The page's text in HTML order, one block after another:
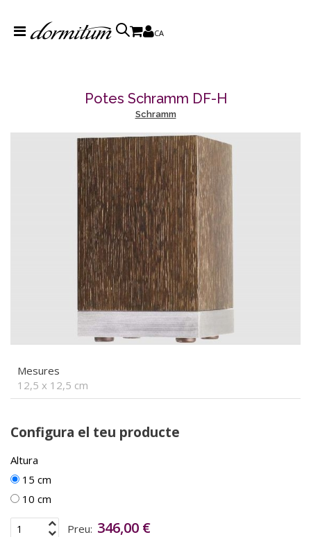
CA
Potes Schramm DF-H
Schramm
Mesures
12,5 x 12,5 cm
Configura el teu producte
Altura
15 cm
10 cm
Preu: 346,00 €